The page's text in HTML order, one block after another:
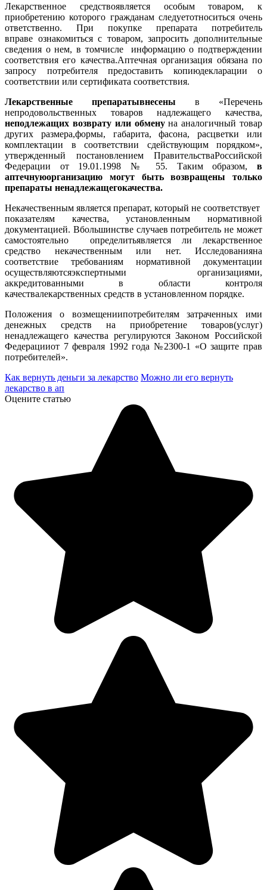
Лекарственное средствоявляется особым товаром, к
приобретению которого гражданам следуетотноситься очень
ответственно. При покупке препарата потребитель
вправе ознакомиться с товаром, запросить дополнительные
сведения о нем, в томчисле информацию о подтверждении
соответствия его качества.Аптечная организация обязана по
запросу потребителя предоставить копиюдекларации о
соответствии или сертификата соответствия.
Лекарственные препаратывнесены в «Перечень
непродовольственных товаров надлежащего качества,
неподлежащих возврату или обменуна аналогичный товар
других размера,формы, габарита, фасона, расцветки или
комплектации в соответствии сдействующим порядком»,
утвержденный постановлением ПравительстваРоссийской
Федерации от 19.01.1998 № 55. Таким образом, в
аптечнуюорганизацию могут быть возвращены только
препараты ненадлежащегокачества.
Некачественным является препарат, который не соответствует
показателям качества, установленным нормативной
документацией. Вбольшинстве случаев потребитель не может
самостоятельно определитьявляется ли лекарственное
средство некачественным или нет. Исследованияна
соответствие требованиям нормативной документации
осуществляютсяэкспертными организациями,
аккредитованными в области контроля
качествалекарственных средств в установленном порядке.
Положения о возмещениипотребителям затраченных ими
денежных средств на приобретение товаров(услуг)
ненадлежащего качества регулируются Законом Российской
Федерацииот 7 февраля 1992 года №2300-1 «О защите прав
потребителей».
Как вернуть деньги за лекарство Можно ли его вернуть
лекарство в ап
Оцените статью